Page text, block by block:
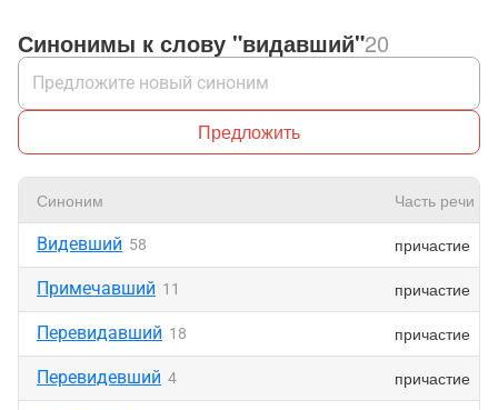
Синонимы к слову "видавший"20
Предложить
Синоним Часть речи
Видевший 58 причастие
Примечавший 11 причастие
Перевидавший 18 причастие
Перевидевший 4 причастие